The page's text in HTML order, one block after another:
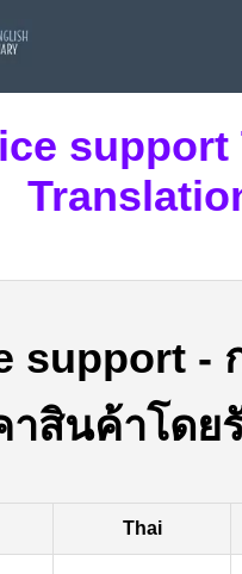
support
support -
าสินค้าโดย
Thai